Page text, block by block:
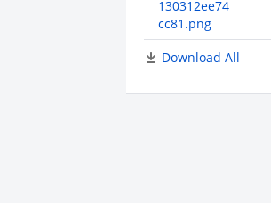
130312ee74
cc81.png
Download All